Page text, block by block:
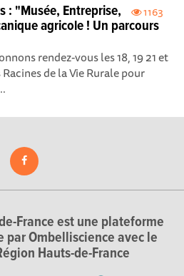
1163
: "Musée, Entreprise,
agricole ! Un parcours
rendez-vous les 18, 19 21 et
de la Vie Rurale pour
France est une plateforme
Ombelliscience avec le
Hauts-de-France